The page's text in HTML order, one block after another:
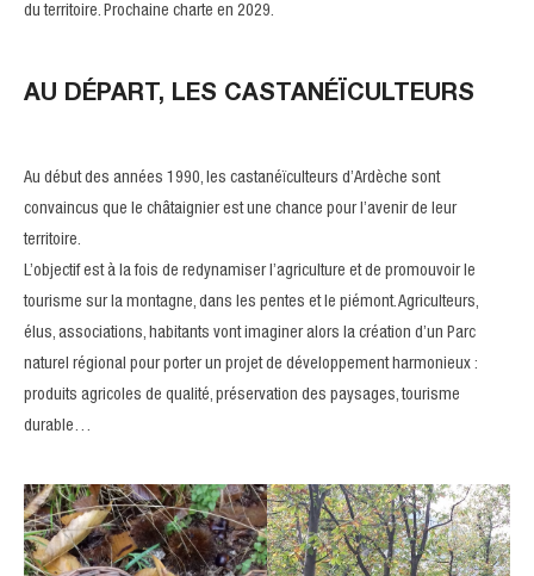
du territoire. Prochaine charte en 2029.
AU DÉPART, LES CASTANÉÏCULTEURS
Au début des années 1990, les castanéïculteurs d’Ardèche sont
convaincus que le châtaignier est une chance pour l’avenir de leur
territoire.
L’objectif est à la fois de redynamiser l’agriculture et de promouvoir le
tourisme sur la montagne, dans les pentes et le piémont. Agriculteurs,
élus, associations, habitants vont imaginer alors la création d’un Parc
naturel régional pour porter un projet de développement harmonieux :
produits agricoles de qualité, préservation des paysages, tourisme
durable…